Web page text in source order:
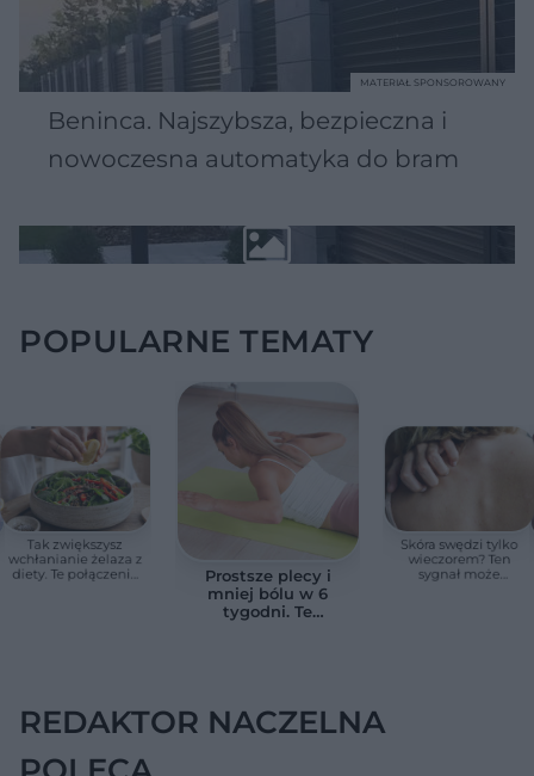
Beninca. Najszybsza, bezpieczna i
nowoczesna automatyka do bram
MATERIAŁ SPONSOROWANY
POPULARNE TEMATY
Tak zwiększysz
wchłanianie żelaza z
diety. Te połączenia
Prostsze plecy i
mniej bólu w 6
tygodni. Te
Skóra swędzi tylko
wieczorem? Ten
sygnał może
REDAKTOR NACZELNA